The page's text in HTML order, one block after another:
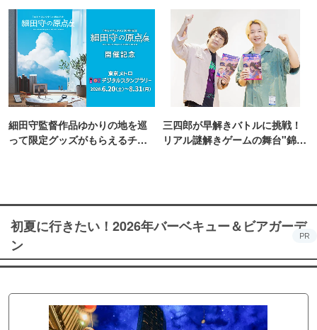
細田守監督作品ゆかりの地を巡
って限定グッズがもらえるチャ
三四郎が早解きバトルに挑戦！
リアル謎解きゲームの舞台"錦糸
初夏に行きたい！2026年バーベキュー＆ビアガーデ
ン
PR